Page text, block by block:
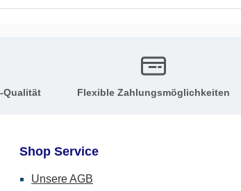
Qualität Flexible Zahlungsmöglichkeiten
Shop Service
Unsere AGB